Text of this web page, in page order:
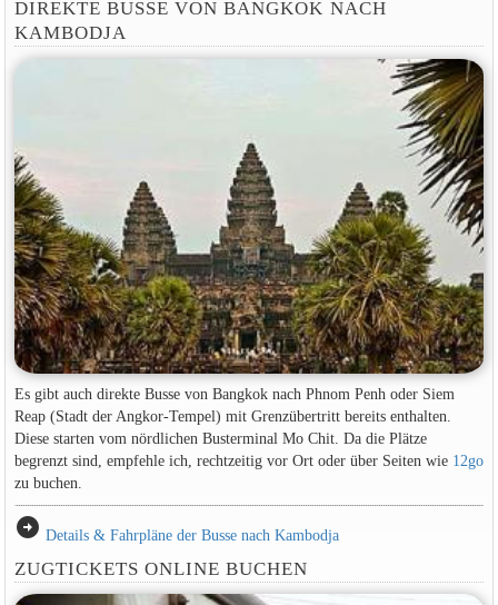
DIREKTE BUSSE VON BANGKOK NACH
KAMBODJA
Es gibt auch direkte Busse von Bangkok nach Phnom Penh oder Siem
Reap (Stadt der Angkor-Tempel) mit Grenzübertritt bereits enthalten.
Diese starten vom nördlichen Busterminal Mo Chit. Da die Plätze
begrenzt sind, empfehle ich, rechtzeitig vor Ort oder über Seiten wie 12go
zu buchen.
arrow_circle_right Details & Fahrpläne der Busse nach Kambodja
ZUGTICKETS ONLINE BUCHEN